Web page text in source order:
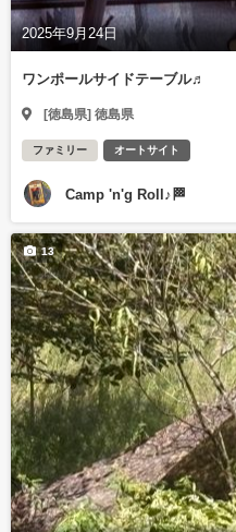
2025年9月24日
ワンポールサイドテーブル♬
[徳島県] 徳島県
ファミリー オートサイト
Camp 'n'g Roll♪🏁
13